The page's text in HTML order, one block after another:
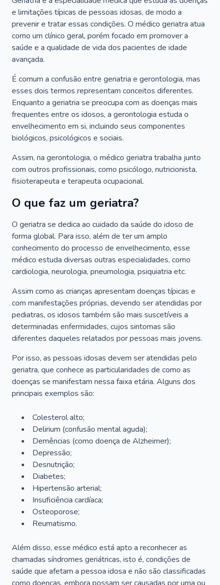
e limitações típicas de pessoas idosas, de modo a
prevenir e tratar essas condições. O médico geriatra atua
como um clínico geral, porém focado em promover a
saúde e a qualidade de vida dos pacientes de idade
avançada.
É comum a confusão entre geriatria e gerontologia, mas
esses dois termos representam conceitos diferentes.
Enquanto a geriatria se preocupa com as doenças mais
frequentes entre os idosos, a gerontologia estuda o
envelhecimento em si, incluindo seus componentes
biológicos, psicológicos e sociais.
Assim, na gerontologia, o médico geriatra trabalha junto
com outros profissionais, como psicólogo, nutricionista,
fisioterapeuta e terapeuta ocupacional.
O que faz um geriatra?
O geriatra se dedica ao cuidado da saúde do idoso de
forma global. Para isso, além de ter um amplo
conhecimento do processo de envelhecimento, esse
médico estuda diversas outras especialidades, como
cardiologia, neurologia, pneumologia, psiquiatria etc.
Assim como as crianças apresentam doenças típicas e
com manifestações próprias, devendo ser atendidas por
pediatras, os idosos também são mais suscetíveis a
determinadas enfermidades, cujos sintomas são
diferentes daqueles relatados por pessoas mais jovens.
Por isso, as pessoas idosas devem ser atendidas pelo
geriatra, que conhece as particularidades de como as
doenças se manifestam nessa faixa etária. Alguns dos
principais exemplos são:
Colesterol alto;
Delirium (confusão mental aguda);
Demências (como doença de Alzheimer);
Depressão;
Desnutrição;
Diabetes;
Hipertensão arterial;
Insuficiência cardíaca;
Osteoporose;
Reumatismo.
Além disso, esse médico está apto a reconhecer as
chamadas síndromes geriátricas, isto é, condições de
saúde que afetam a pessoa idosa e não são classificadas